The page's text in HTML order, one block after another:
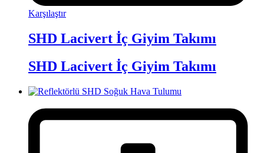
Karşılaştır
SHD Lacivert İç Giyim Takımı
SHD Lacivert İç Giyim Takımı